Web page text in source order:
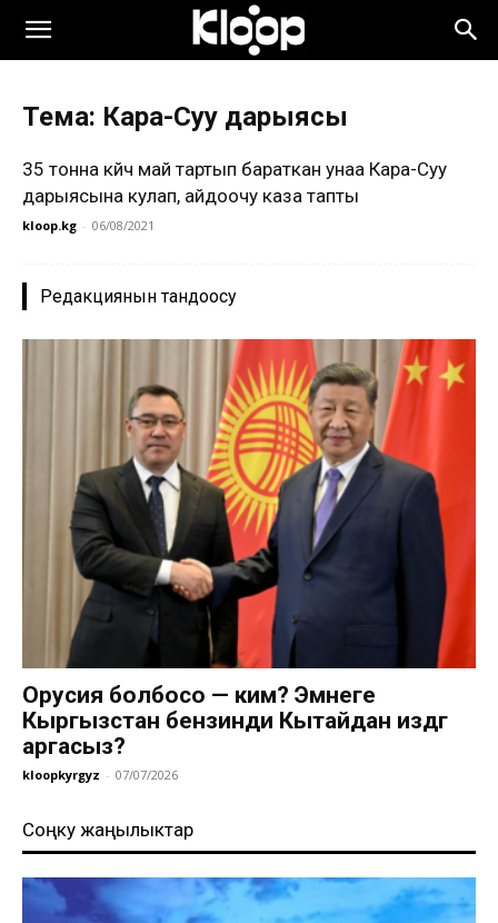
Тема: Кара-Суу дарыясы
35 тонна күйүүчү май тартып бараткан унаа Кара-Суу
дарыясына кулап, айдоочу каза тапты
kloop.kg - 06/08/2021
Редакциянын тандоосу
Орусия болбосо — ким? Эмнеге
Кыргызстан бензинди Кытайдан издөөгө
аргасыз?
kloopkyrgyz - 07/07/2026
Соңку жаңылыктар